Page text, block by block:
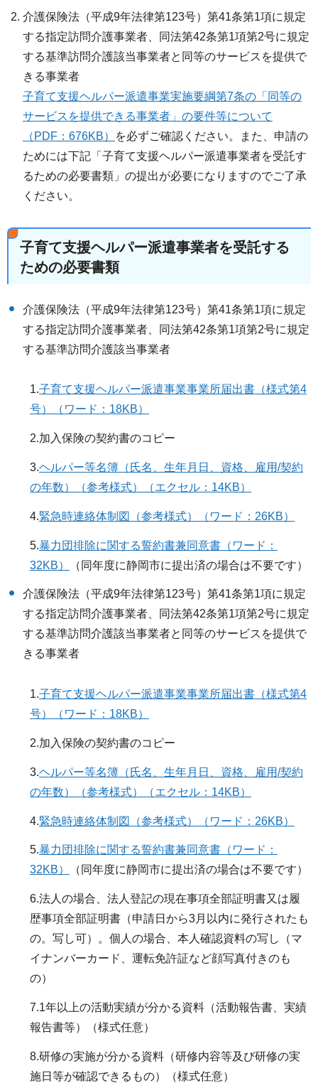
介護保険法（平成9年法律第123号）第41条第1項に規定
する指定訪問介護事業者、同法第42条第1項第2号に規定
する基準訪問介護該当事業者と同等のサービスを提供で
きる事業者
子育て支援ヘルパー派遣事業実施要綱第7条の「同等の
サービスを提供できる事業者」の要件等について
（PDF：676KB）
を必ずご確認ください。また、申請の
ためには下記「子育て支援ヘルパー派遣事業者を受託す
るための必要書類」の提出が必要になりますのでご了承
ください。
子育て支援ヘルパー派遣事業者を受託する
ための必要書類
介護保険法（平成9年法律第123号）第41条第1項に規定
する指定訪問介護事業者、同法第42条第1項第2号に規定
する基準訪問介護該当事業者
1.子育て支援ヘルパー派遣事業事業所届出書（様式第4
号）（ワード：18KB）
2.加入保険の契約書のコピー
3.ヘルパー等名簿（氏名、生年月日、資格、雇用/契約
の年数）（参考様式）（エクセル：14KB）
4.緊急時連絡体制図（参考様式）（ワード：26KB）
5.暴力団排除に関する誓約書兼同意書（ワード：
32KB）
（同年度に静岡市に提出済の場合は不要です）
介護保険法（平成9年法律第123号）第41条第1項に規定
する指定訪問介護事業者、同法第42条第1項第2号に規定
する基準訪問介護該当事業者と同等のサービスを提供で
きる事業者
1.子育て支援ヘルパー派遣事業事業所届出書（様式第4
号）（ワード：18KB）
2.加入保険の契約書のコピー
3.ヘルパー等名簿（氏名、生年月日、資格、雇用/契約
の年数）（参考様式）（エクセル：14KB）
4.緊急時連絡体制図（参考様式）（ワード：26KB）
5.暴力団排除に関する誓約書兼同意書（ワード：
32KB）
（同年度に静岡市に提出済の場合は不要です）
6.法人の場合、法人登記の現在事項全部証明書又は履
歴事項全部証明書（申請日から3月以内に発行されたも
の。写し可）。個人の場合、本人確認資料の写し（マ
イナンバーカード、運転免許証など顔写真付きのも
の）
7.1年以上の活動実績が分かる資料（活動報告書、実績
報告書等）（様式任意）
8.研修の実施が分かる資料（研修内容等及び研修の実
施日等が確認できるもの）（様式任意）